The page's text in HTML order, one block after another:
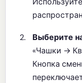
Выберите
«Чашки →
Кнопка